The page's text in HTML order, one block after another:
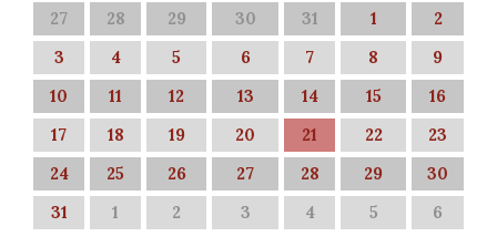
27 28 29 30 31 1
2
3
4 5 6 7 8
9
10
11 12 13 14 15
16
17
18 19 20 21 22
23
24
25 26 27 28 29
30
31
1 2 3 4 5 6